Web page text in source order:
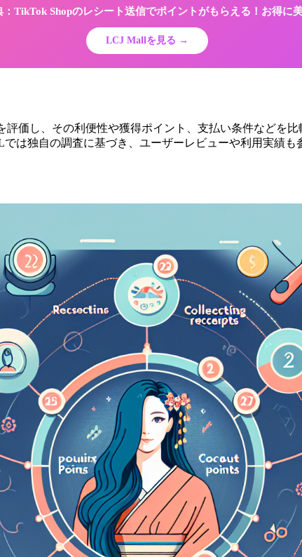
TikTok Shopのレシート送信でポイントがもらえる！お得に
LCJ Mallを見る →
価し、その利便性や獲得ポイント、支払い条件などを
は独自の調査に基づき、ユーザーレビューや利用実績も